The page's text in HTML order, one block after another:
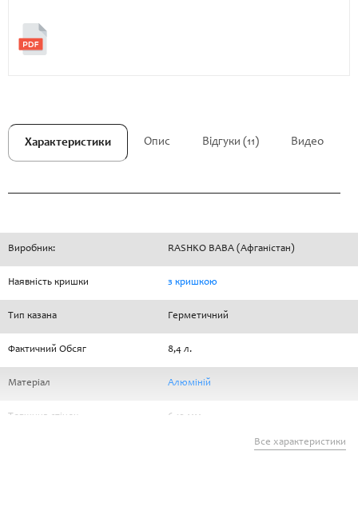
Характеристики Опис Відгуки (11) Видео
Виробник: RASHKO BABA (Афганістан)
Наявність кришки з кришкою
Тип казана Герметичний
Фактичний Обсяг 8,4 л.
Матеріал Алюміній
Товщина стінок 6-12 мм.
Все характеристики